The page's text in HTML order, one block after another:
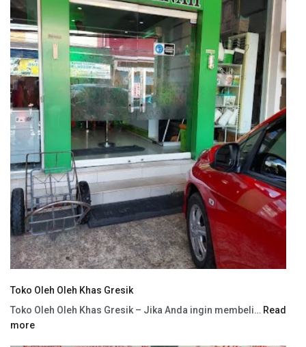
Toko Oleh Oleh Khas Gresik
Toko Oleh Oleh Khas Gresik – Jika Anda ingin membeli… Read
more